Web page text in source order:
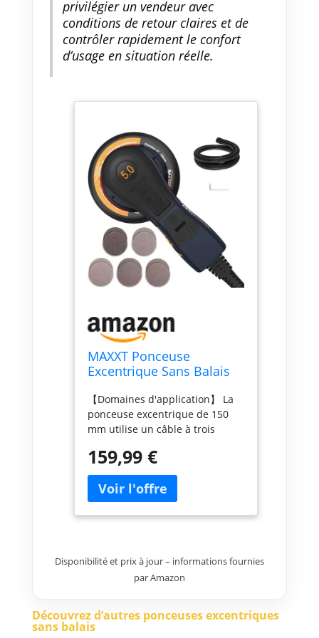
1,37 kg (sans câble), elle est
légère pour éviter la fatigue des
bras
privilégier un vendeur avec
conditions de retour claires et de
contrôler rapidement le confort
d’usage en situation réelle.
MAXXT Ponceuse
Excentrique Sans Balais
câblage à trois noyaux -
Ponceuse électrique
polyvalente avec vitesse
abrasifs
【Domaines d'application】 La
ponceuse excentrique de 150
mm utilise un câble à trois
stable, améliorant ainsi la
performance et la sécurité de la
ponceuse. Cette machine est
idéale pour les travaux de
ponçage du bois, tels que les
parquets, les clôtures en bois, et
plus encore 【Deux réglages de
vitesses et des boutons
d'ajustement des tours par
159,99 €
Disponibilité et prix à jour – informations fournies
par Amazon
Découvrez d’autres ponceuses excentriques
sans balais